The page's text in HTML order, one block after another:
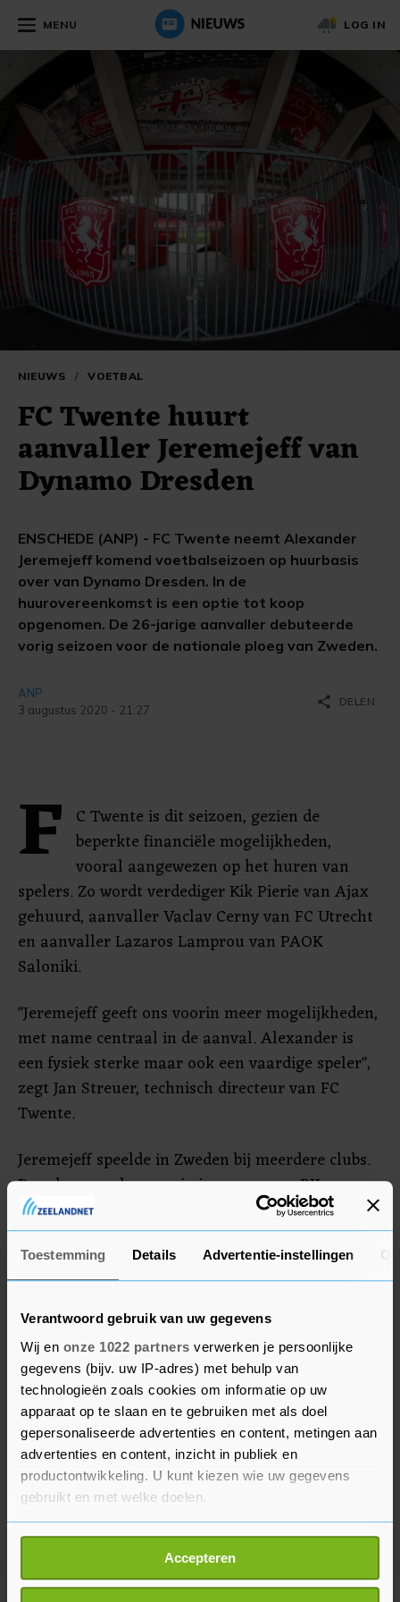
Toestemming Details Advertentie-instellingen
Verantwoord gebruik van uw gegevens
Wij en onze 1022 partners verwerken je persoonlijke
gegevens (bijv. uw IP-adres) met behulp van
technologieën zoals cookies om informatie op uw
apparaat op te slaan en te gebruiken met als doel
gepersonaliseerde advertenties en content, metingen aan
advertenties en content, inzicht in publiek en
productontwikkeling. U kunt kiezen wie uw gegevens
gebruikt en met welke doelen.
Als u het toestaat, willen we ook graag:
Informatie verzamelen over uw geografische
locatie, die tot een paar meter nauwkeurig kan zijn
Accepteren
MENU LOG IN
NIEUWS / VOETBAL
FC Twente huurt
aanvaller Jeremejeff van
Dynamo Dresden
ENSCHEDE (ANP) - FC Twente neemt Alexander
Jeremejeff komend voetbalseizoen op huurbasis
over van Dynamo Dresden. In de
huurovereenkomst is een optie tot koop
opgenomen. De 26-jarige aanvaller debuteerde
vorig seizoen voor de nationale ploeg van Zweden.
ANP
3 augustus 2020 - 21:27
share DELEN
F C Twente is dit seizoen, gezien de
beperkte financiële mogelijkheden,
vooral aangewezen op het huren van
spelers. Zo wordt verdediger Kik Pierie van Ajax
gehuurd, aanvaller Vaclav Cerny van FC Utrecht
en aanvaller Lazaros Lamprou van PAOK
Saloniki.
"Jeremejeff geeft ons voorin meer mogelijkheden,
met name centraal in de aanval. Alexander is
een fysiek sterke maar ook een vaardige speler",
zegt Jan Streuer, technisch directeur van FC
Twente.
Jeremejeff speelde in Zweden bij meerdere clubs.
Dresden nam hem vorig jaar over van BK
Häcken.